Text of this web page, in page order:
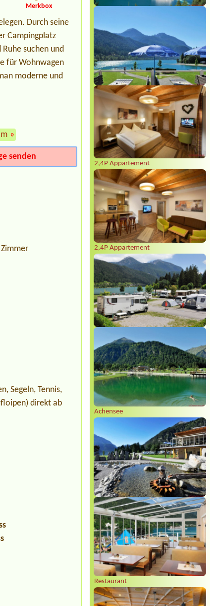
1x Stellplatz mi el.An, 1 Person + 2
Kinder
2,4P Appartement
2,4P Appartement
Achensee
Restaurant
Merkbox
Durch seine
Campingplatz
suchen und
für Wohnwagen
moderne und
»
senden
Segeln, Tennis,
direkt ab